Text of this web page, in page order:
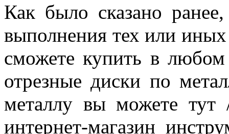
Как было сказано
выполнения тех или
сможете купить в любом
отрезные диски по
металлу вы можете
интернет-магазин